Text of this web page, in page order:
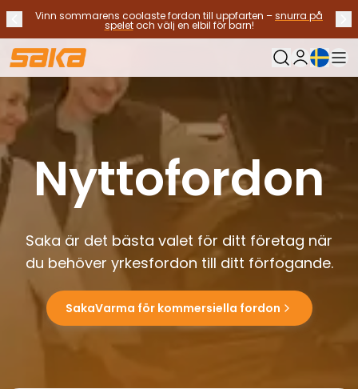
Tidigare meddelande
Vinn sommarens coolaste fordon till uppfarten –snurra på
speletoch välj en elbil för barn!
Stoppa meddelanden
✕
Min Saka
Nuvarande
Byt bilar
Bränsletyp
Alla bilar til salu
Elbilar
Hybridbilar
Bensinbilar
Dieselbilar
Gasdrivna bilar
Kontakta oss
Vanliga frågor
Fordonstyper
SUV:ar och crossovers
Fyrhjulsdrift
Nyttofordon
Saka är det bästa valet för ditt företag när
du behöver yrkesfordon till ditt förfogande.
SakaVarma för kommersiella fordon